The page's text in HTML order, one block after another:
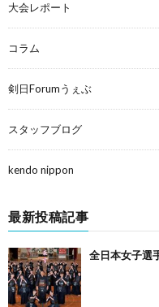
大会レポート
コラム
剣日Forumうぇぶ
スタッフブログ
kendo nippon
最新投稿記事
全日本女子選